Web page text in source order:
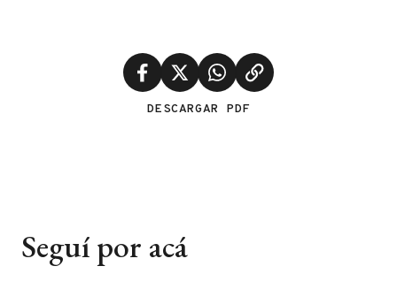
DESCARGAR PDF
Seguí por acá